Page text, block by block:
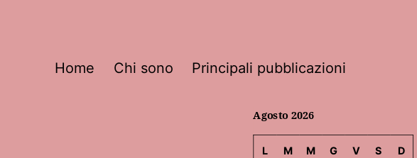
Home Chi sono Principali pubblicazioni
Agosto 2026
L M M G V S D